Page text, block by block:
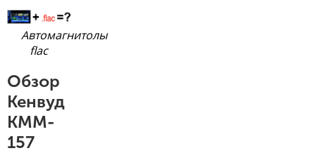
Автомагнитолы
flac
Обзор
Кенвуд
KMM-
157